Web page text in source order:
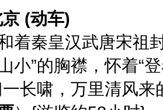
(动车)
着秦皇汉武唐宋祖
小”的胸襟，怀着“
一长啸，万里清风来